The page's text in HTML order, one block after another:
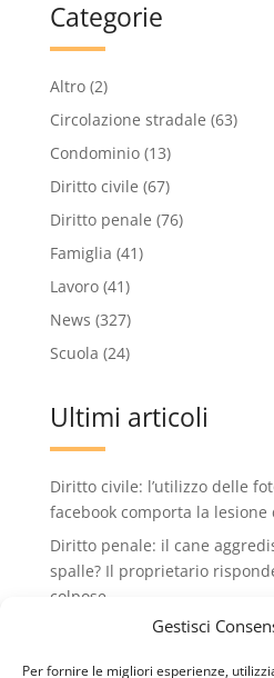
Gestisci
Per fornire le migliori esperienze,
Categorie
Altro(2)
Circolazione stradale (63)
Condominio(13)
Diritto civile (67)
Diritto penale (76)
Famiglia (41)
Lavoro(41)
News (327)
Scuola (24)
Ultimi articoli
Diritto civile: l’utilizzo delle
facebook comporta la lesione
Diritto penale: il cane
spalle? Il proprietario
colpose.
Condominio: no